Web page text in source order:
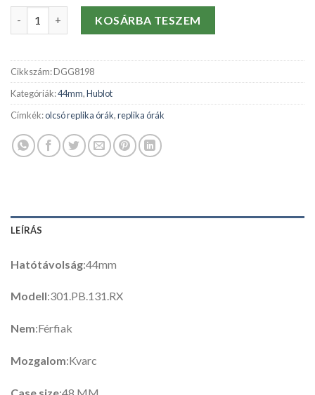
Replika órák Hublot 44mm 301.PB.131.RX-48 MM mennyiség
KOSÁRBA TESZEM
Cikkszám:DGG8198
Kategóriák:44mm,Hublot
Címkék:olcsó replika órák,replika órák
LEÍRÁS
Hatótávolság:44mm
Modell:301.PB.131.RX
Nem:Férfiak
Mozgalom:Kvarc